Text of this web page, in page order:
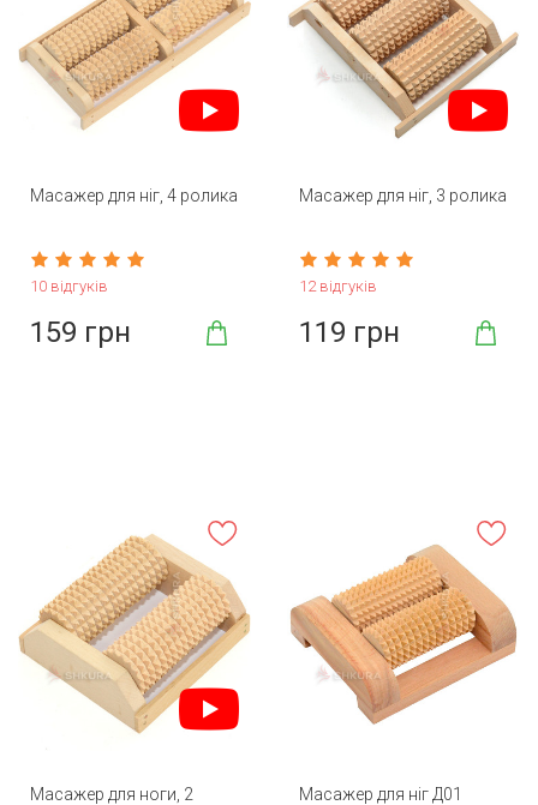
Масажер для ніг, 4 ролика
10 відгуків
159 грн
Масажер для ніг, 3 ролика
12 відгуків
119 грн
Масажер для ноги, 2
Масажер для ніг Д01